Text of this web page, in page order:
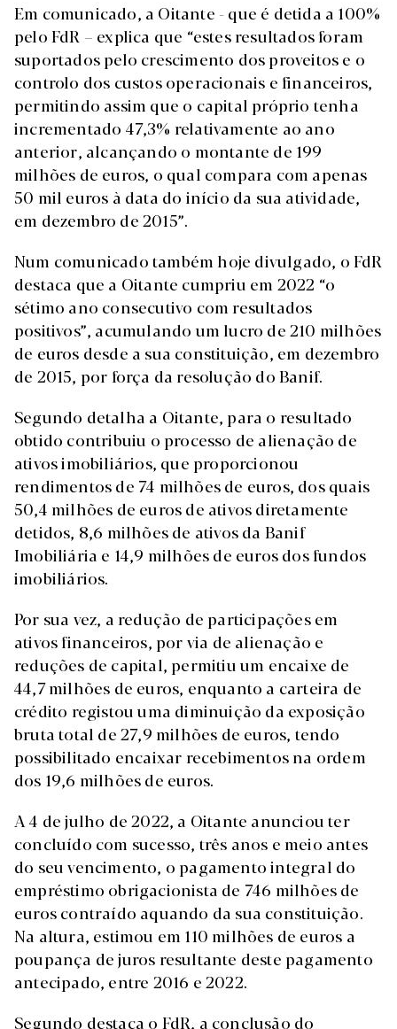
Em comunicado, a Oitante - que é detida a 100%
pelo FdR – explica que “estes resultados foram
suportados pelo crescimento dos proveitos e o
controlo dos custos operacionais e financeiros,
permitindo assim que o capital próprio tenha
incrementado 47,3% relativamente ao ano
anterior, alcançando o montante de 199
milhões de euros, o qual compara com apenas
50 mil euros à data do início da sua atividade,
em dezembro de 2015”.
Num comunicado também hoje divulgado, o FdR
destaca que a Oitante cumpriu em 2022 “o
sétimo ano consecutivo com resultados
positivos”, acumulando um lucro de 210 milhões
de euros desde a sua constituição, em dezembro
de 2015, por força da resolução do Banif.
Segundo detalha a Oitante, para o resultado
obtido contribuiu o processo de alienação de
ativos imobiliários, que proporcionou
rendimentos de 74 milhões de euros, dos quais
50,4 milhões de euros de ativos diretamente
detidos, 8,6 milhões de ativos da Banif
Imobiliária e 14,9 milhões de euros dos fundos
imobiliários.
Por sua vez, a redução de participações em
ativos financeiros, por via de alienação e
reduções de capital, permitiu um encaixe de
44,7 milhões de euros, enquanto a carteira de
crédito registou uma diminuição da exposição
bruta total de 27,9 milhões de euros, tendo
possibilitado encaixar recebimentos na ordem
dos 19,6 milhões de euros.
A 4 de julho de 2022, a Oitante anunciou ter
concluído com sucesso, três anos e meio antes
do seu vencimento, o pagamento integral do
empréstimo obrigacionista de 746 milhões de
euros contraído aquando da sua constituição.
Na altura, estimou em 110 milhões de euros a
poupança de juros resultante deste pagamento
antecipado, entre 2016 e 2022.
Segundo destaca o FdR, a conclusão do